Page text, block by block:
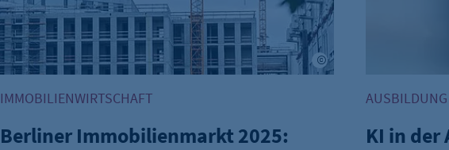
Anbieter:
Zweck:
Cookie Laufzeit:
Name:
Adobe Stock
IMMOBILIENWIRTSCHAFT
Berliner Immobilienmarkt 2025:
KI in der